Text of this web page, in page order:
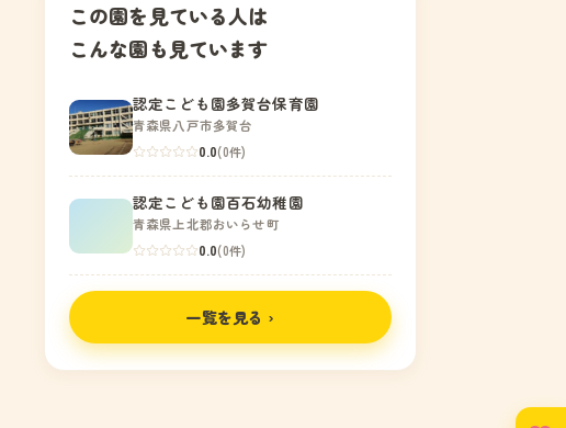
この園を見ている人は
こんな園も見ています
認定こども園多賀台保育園
青森県八戸市多賀台
0.0(0件)
認定こども園百石幼稚園
青森県上北郡おいらせ町
0.0(0件)
一覧を見る ›